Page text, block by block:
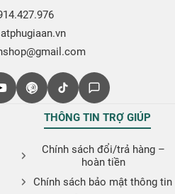
THÔNG TIN TRỢ GIÚP
Chính sách đổi/trả hàng –
hoàn tiền
Chính sách bảo mật thông tin